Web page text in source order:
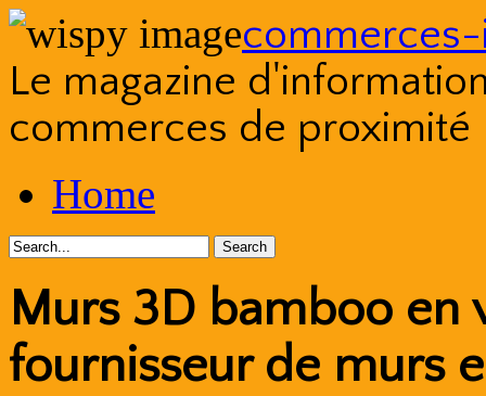
Le magazine
commerces de proximité
to
contentHome
Murs 3D bamboo en
fournisseur de murs